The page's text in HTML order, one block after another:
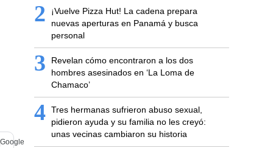
2
¡Vuelve Pizza Hut! La cadena prepara
nuevas aperturas en Panamá y busca
personal
3
Revelan cómo encontraron a los dos
hombres asesinados en ‘La Loma de
Chamaco’
4 Tres hermanas sufrieron abuso sexual,
pidieron ayuda y su familia no les creyó:
unas vecinas cambiaron su historia